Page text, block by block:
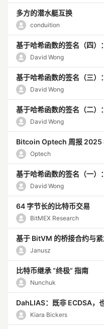
多方的潜水艇互换
conduition
David Wong
基于哈希函数的签名（三）
David Wong
基于哈希函数的签名（二）
David Wong
Bitcoin Optech 周报 2025
Optech
基于哈希函数的签名（一）
David Wong
64 字节长的比特币交易
BitMEX Research
基于 BitVM 的桥接合约与
Janusz
比特币继承 “终极” 指南
Nunchuk
DahLIAS：既非 ECDSA，
Kiara Bickers